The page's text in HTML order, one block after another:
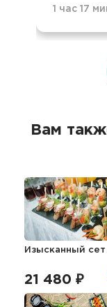
1 час 17
Вам
Изысканный сет
21 480 ₽